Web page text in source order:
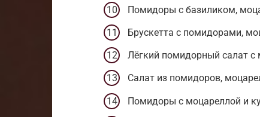
Помидоры с базиликом,
Брускетта с помидорами,
Лёгкий помидорный салат с
Салат из помидоров,
Помидоры с моцареллой и